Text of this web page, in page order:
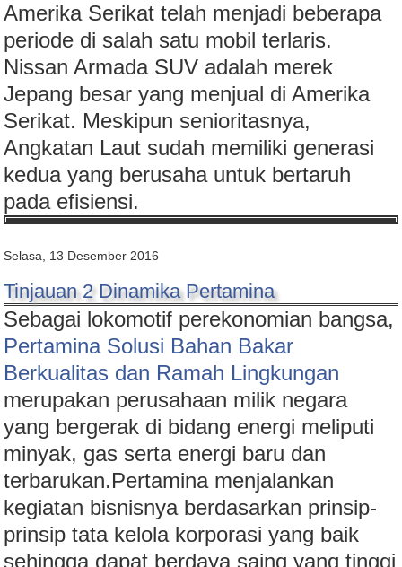
Amerika Serikat telah menjadi beberapa
periode di salah satu mobil terlaris.
Nissan Armada SUV adalah merek
Jepang besar yang menjual di Amerika
Serikat. Meskipun senioritasnya,
Angkatan Laut sudah memiliki generasi
kedua yang berusaha untuk bertaruh
pada efisiensi.
Selasa, 13 Desember 2016
Tinjauan 2 Dinamika Pertamina
Sebagai lokomotif perekonomian bangsa,
Pertamina Solusi Bahan Bakar
Berkualitas dan Ramah Lingkungan
merupakan perusahaan milik negara
yang bergerak di bidang energi meliputi
minyak, gas serta energi baru dan
terbarukan.Pertamina menjalankan
kegiatan bisnisnya berdasarkan prinsip-
prinsip tata kelola korporasi yang baik
sehingga dapat berdaya saing yang tinggi